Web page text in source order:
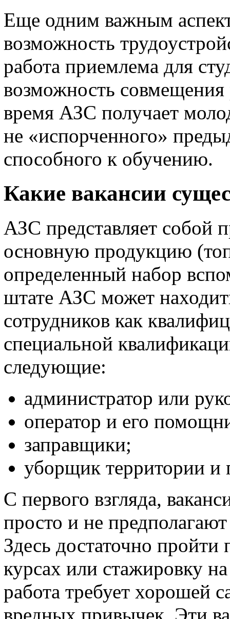
Еще одним важным
возможность
работа приемлема для
возможность
время АЗС получает
не «испорченного»
способного к обучению.
Какие вакансии
АЗС представляет собой
основную продукцию
определенный набор
штате АЗС может
сотрудников как
специальной
следующие:
администратор или
оператор и его
заправщики;
уборщик территории
С первого взгляда,
просто и не
Здесь достаточно пройти
курсах или стажировку
работа требует хорошей
вредных привычек. Эти